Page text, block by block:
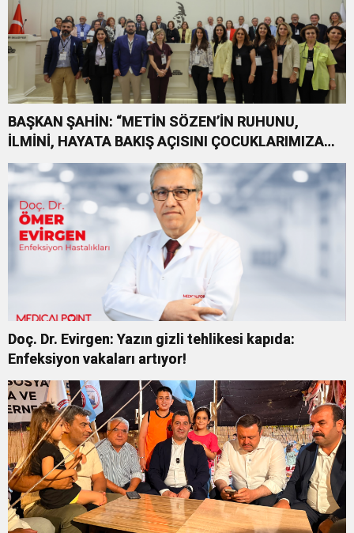
BAŞKAN ŞAHİN: “METİN SÖZEN’İN RUHUNU,
İLMİNİ, HAYATA BAKIŞ AÇISINI ÇOCUKLARIMIZA
ÖĞRETMEK İSTİYORUZ”
Doç. Dr. Evirgen: Yazın gizli tehlikesi kapıda:
Enfeksiyon vakaları artıyor!